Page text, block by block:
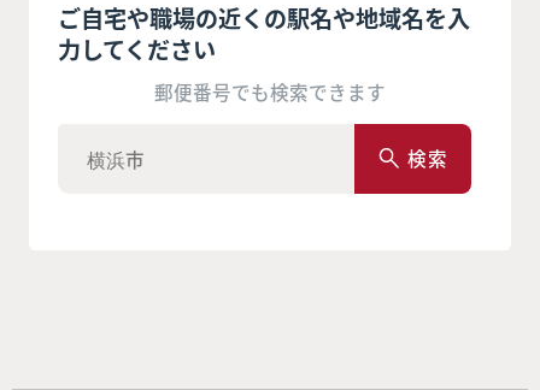
ご自宅や職場の近くの駅名や地域名を入
力してください
郵便番号でも検索できます
検索